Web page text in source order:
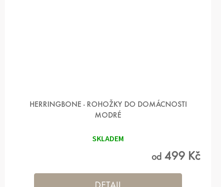
HERRINGBONE - ROHOŽKY DO DOMÁCNOSTI
MODRÉ
SKLADEM
od 499 Kč